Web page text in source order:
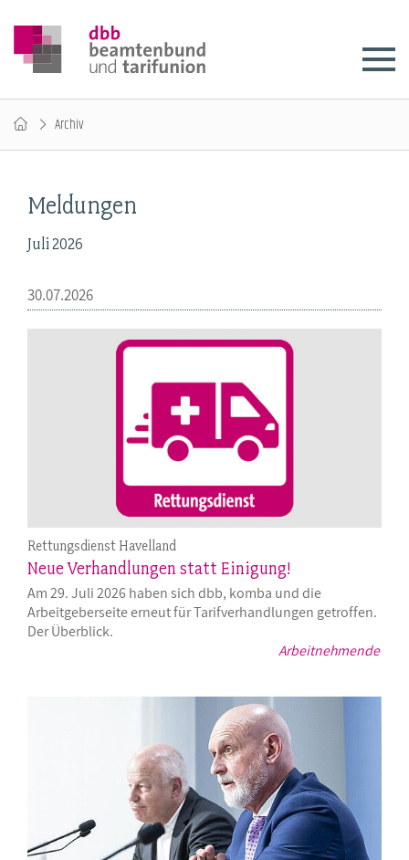
Archiv
Meldungen
Juli 2026
30.07.2026
Arbeitnehmende
Rettungsdienst Havelland
Neue Verhandlungen statt Einigung!
Am 29. Juli 2026 haben sich dbb, komba und die
Arbeitgeberseite erneut für Tarifverhandlungen getroffen.
Der Überblick.